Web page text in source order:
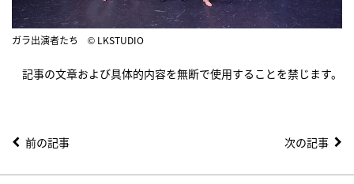
ガラ出演者たち © LKSTUDIO
記事の文章および具体的内容を無断で使用することを禁じます。
前の記事 次の記事